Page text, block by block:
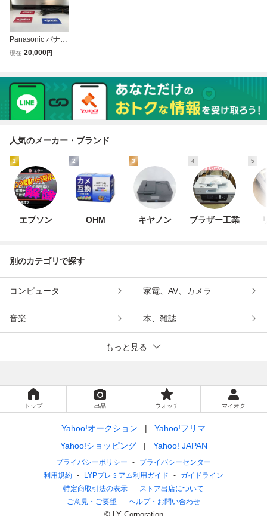
Panasonic パナソ
ニック BD ブルー
3000 2TB 動作確
認済 リモコン付
現在 20,000円
人気のメーカー・ブランド
1
エプソン
2
OHM
3
キヤノン
4
ブラザー工業
5
別のカテゴリで探す
コンピュータ 家電、AV、カメラ
音楽 本、雑誌
もっと見る
トップ 出品 ウォッチ マイオク
Yahoo!オークション
Yahoo!フリマ
Yahoo!ショッピング
Yahoo! JAPAN
プライバシーポリシー
プライバシーセンター
利用規約
LYPプレミアム利用ガイド
ガイドライン
特定商取引法の表示
ストア出店について
ご意見・ご要望
ヘルプ・お問い合わせ